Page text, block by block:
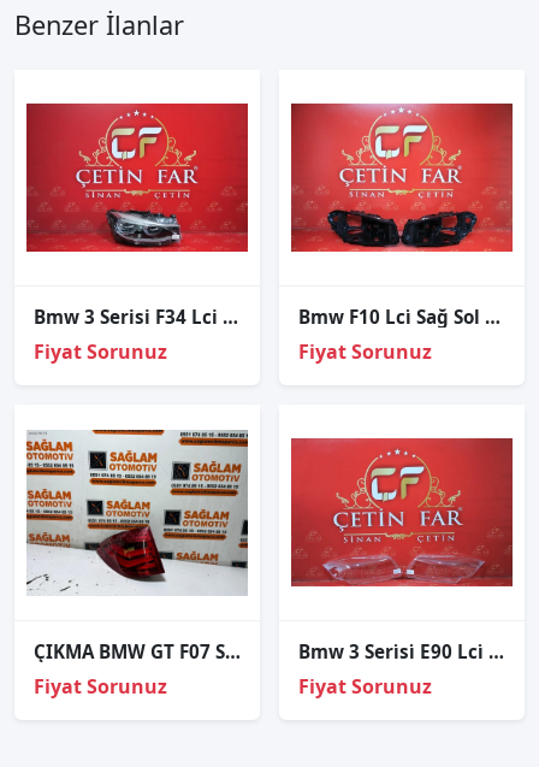
Benzer İlanlar
Bmw 3 Serisi F34 Lci Adaptif Led Sağ Far Sökme
Fiyat Sorunuz
Bmw F10 Lci̇ Sağ Sol Far Kasasi
Fiyat Sorunuz
ÇIKMA BMW GT F07 SOL ARKA STOP 89089345
Fiyat Sorunuz
Bmw 3 Seri̇si̇ E90 Lci̇ Halojen Sağ Sol Far Cami
Fiyat Sorunuz